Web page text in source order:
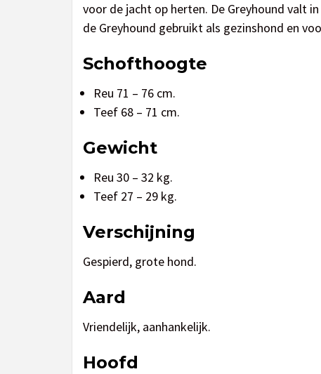
voor de jacht op herten. De Greyhound valt
de Greyhound gebruikt als gezinshond en
Schofthoogte
Reu 71 – 76 cm.
Teef 68 – 71 cm.
Gewicht
Reu 30 – 32 kg.
Teef 27 – 29 kg.
Verschijning
Gespierd, grote hond.
Aard
Vriendelijk, aanhankelijk.
Hoofd